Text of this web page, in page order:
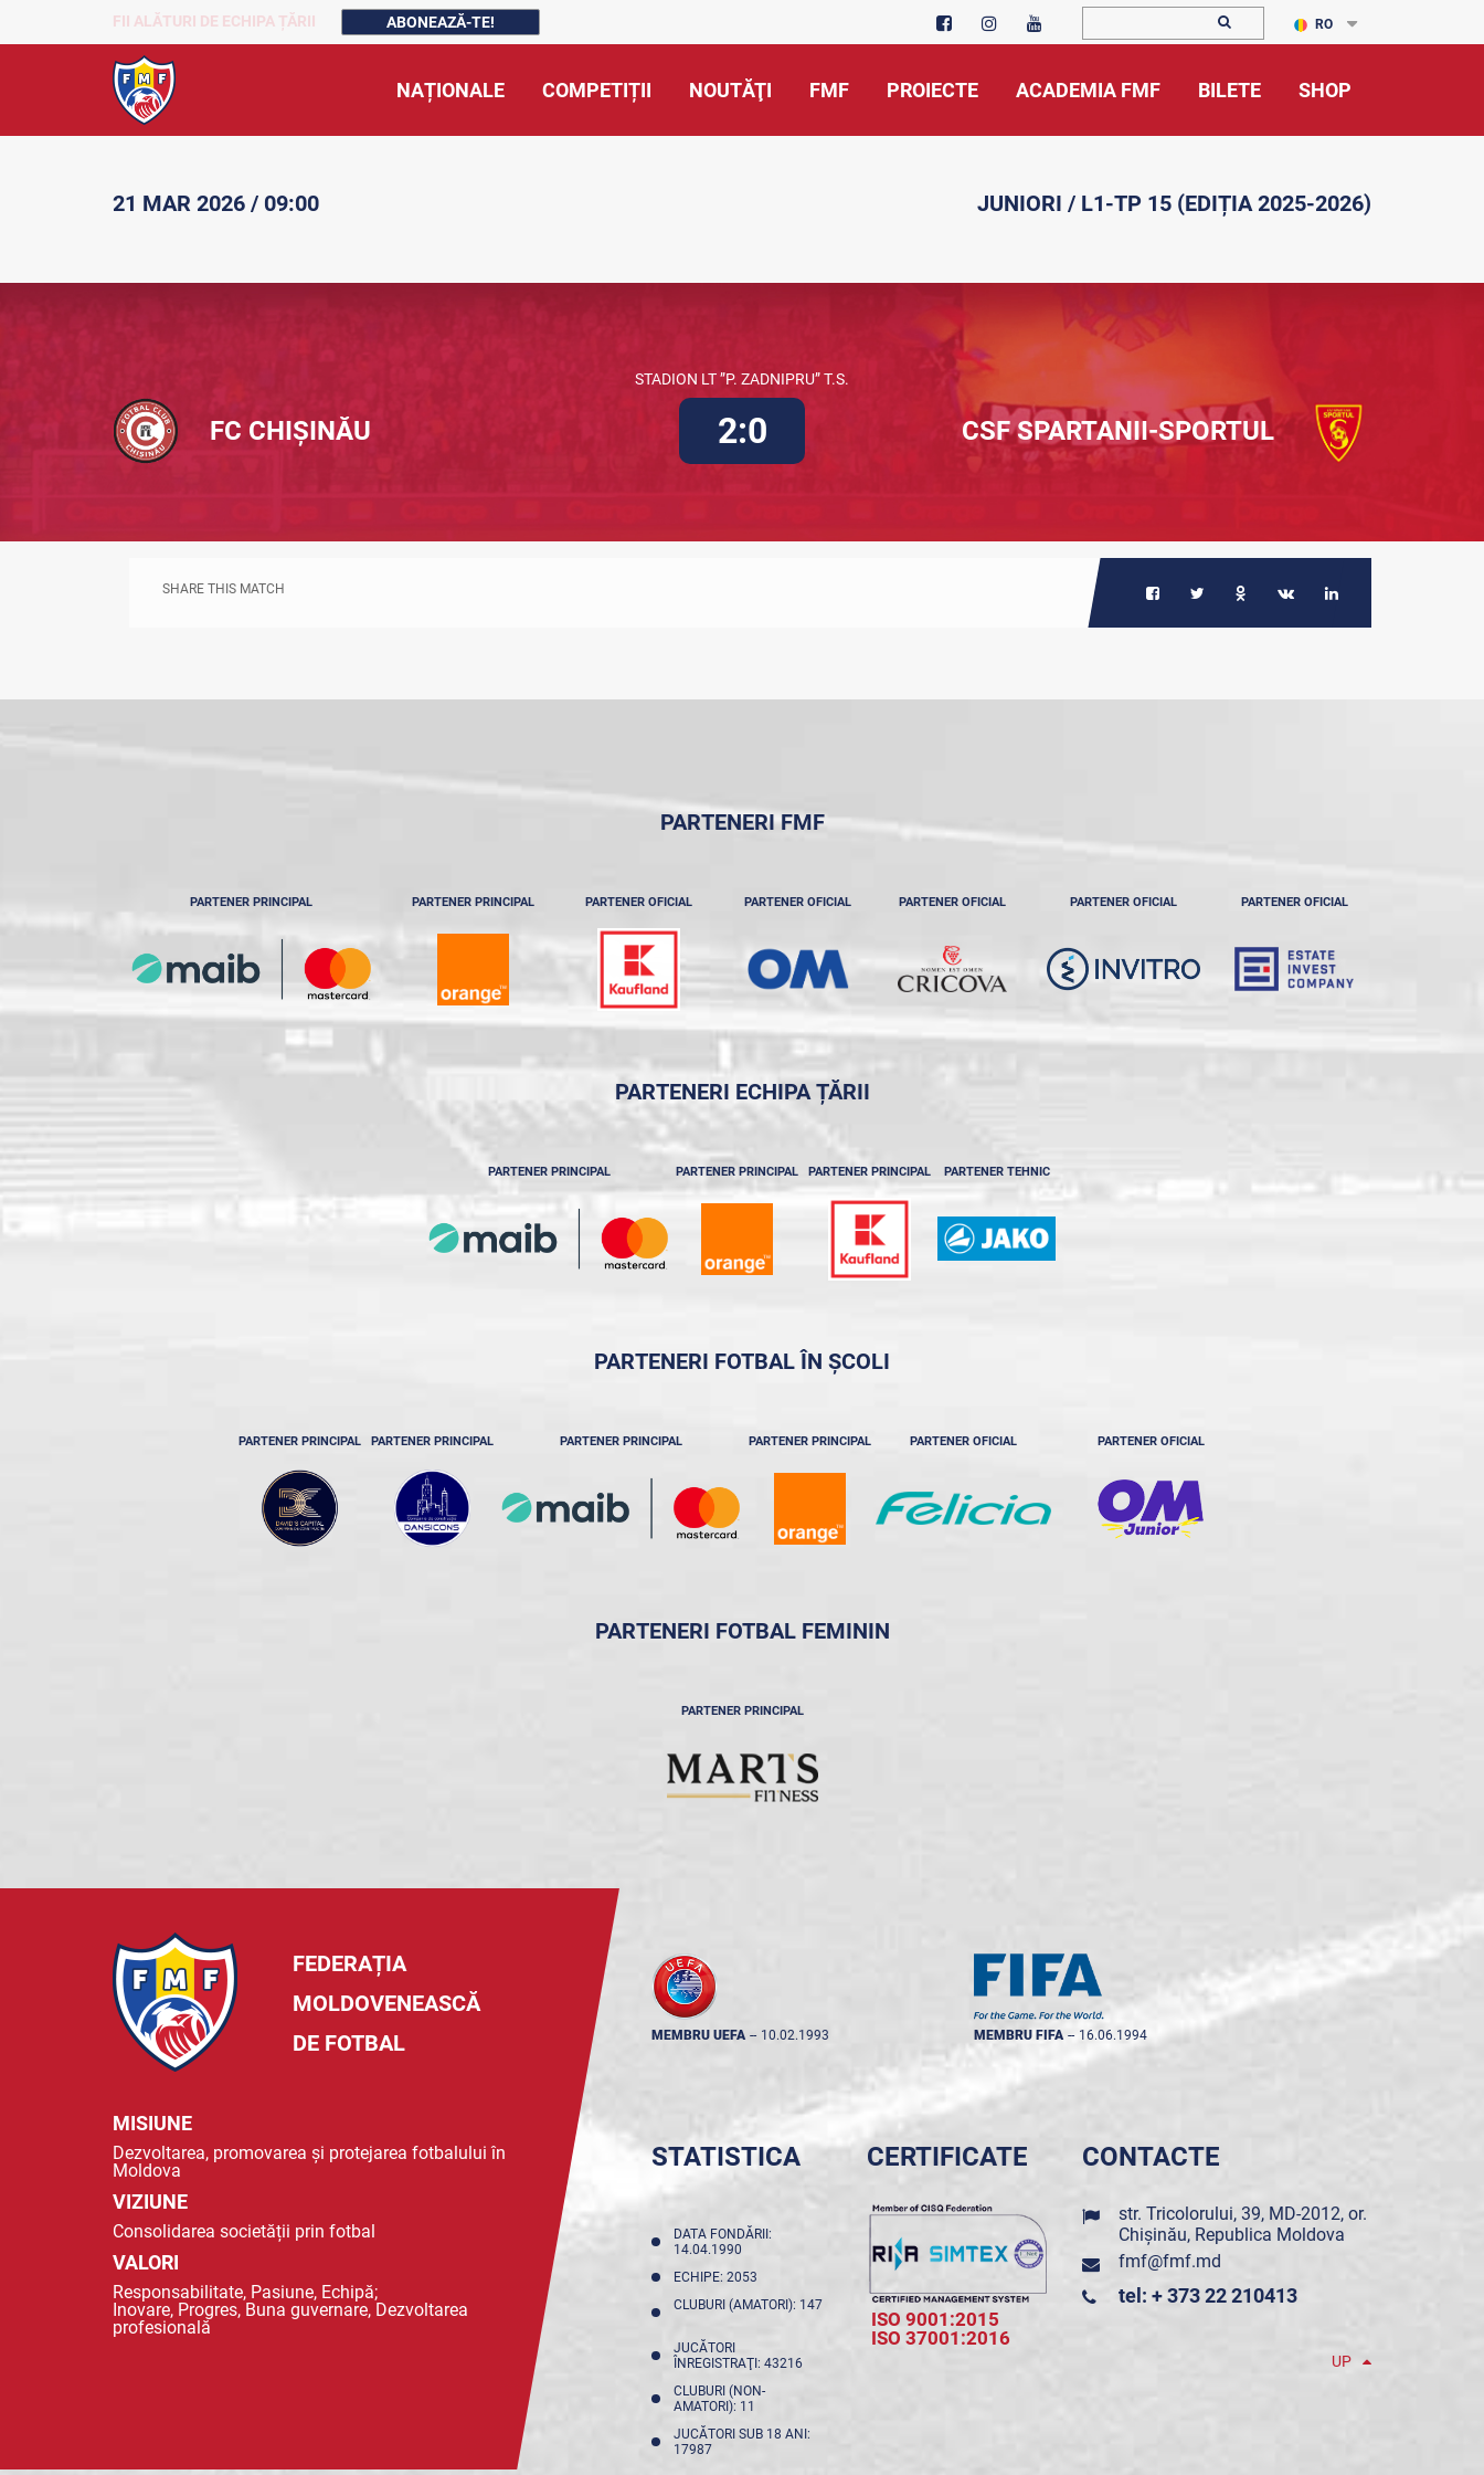
FII ALĂTURI DE ECHIPA ȚĂRII ABONEAZĂ-TE! RO
NAȚIONALE COMPETIȚII NOUTĂŢI FMF PROIECTE ACADEMIA FMF BILETE SHOP
21 MAR 2026 / 09:00 JUNIORI / L1-TP 15 (EDIȚIA 2025-2026)
STADION LT ”P. ZADNIPRU” T.S.
FC CHIȘINĂU 2:0 CSF SPARTANII-SPORTUL
SHARE THIS MATCH
PARTENERI FMF
PARTENER PRINCIPAL PARTENER PRINCIPAL PARTENER OFICIAL PARTENER OFICIAL PARTENER OFICIAL PARTENER OFICIAL PARTENER OFICIAL
PARTENERI ECHIPA ȚĂRII
PARTENER PRINCIPAL PARTENER PRINCIPAL PARTENER PRINCIPAL PARTENER TEHNIC
PARTENERI FOTBAL ÎN ȘCOLI
PARTENER PRINCIPAL PARTENER PRINCIPAL PARTENER PRINCIPAL PARTENER PRINCIPAL PARTENER OFICIAL PARTENER OFICIAL
PARTENERI FOTBAL FEMININ
PARTENER PRINCIPAL
FEDERAȚIA
MOLDOVENEASCĂ
DE FOTBAL
MISIUNE
Dezvoltarea, promovarea și protejarea fotbalului în
Moldova
VIZIUNE
Consolidarea societății prin fotbal
VALORI
Responsabilitate, Pasiune, Echipă;
Inovare, Progres, Buna guvernare, Dezvoltarea
profesională
MEMBRU UEFA -- 10.02.1993 MEMBRU FIFA -- 16.06.1994
STATISTICA
DATA FONDĂRII:
14.04.1990
ECHIPE: 2053
CLUBURI (AMATORI): 147
JUCĂTORI
ÎNREGISTRAŢI: 43216
CLUBURI (NON-
AMATORI): 11
JUCĂTORI SUB 18 ANI:
17987
CERTIFICATE
ISO 9001:2015
ISO 37001:2016
CONTACTE
str. Tricolorului, 39, MD-2012, or.
Chișinău, Republica Moldova
fmf@fmf.md
tel: + 373 22 210413
UP